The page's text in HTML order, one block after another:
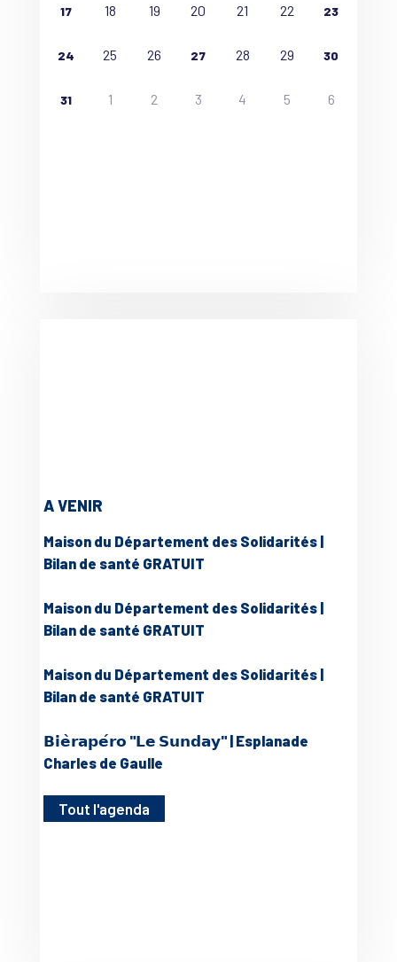
17 18 19 20 21 22 23
24 25 26 27 28 29 30
31 1 2 3 4 5 6
A VENIR
Maison du Département des Solidarités |
Bilan de santé GRATUIT
Maison du Département des Solidarités |
Bilan de santé GRATUIT
Maison du Département des Solidarités |
Bilan de santé GRATUIT
𝗕𝗶𝗲̀𝗿𝗮𝗽𝗲́𝗿𝗼 "𝗟𝗲 𝗦𝘂𝗻𝗱𝗮𝘆" | Esplanade
Charles de Gaulle
Tout l'agenda